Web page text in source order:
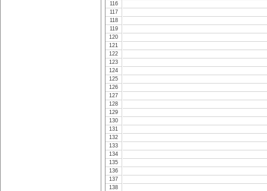
116
117
118
119
120
121
122
123
124
125
126
127
128
129
130
131
132
133
134
135
136
137
138